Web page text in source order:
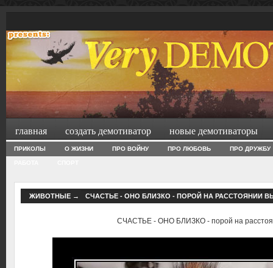
главная создать демотиватор новые демотиваторы
ПРИКОЛЫ О ЖИЗНИ ПРО ВОЙНУ ПРО ЛЮБОВЬ ПРО ДРУЖБУ
ЖИВОТНЫЕ→ СЧАСТЬЕ - ОНО БЛИЗКО - ПОРОЙ НА РАССТОЯНИИ
СЧАСТЬЕ - ОНО БЛИЗКО - порой на